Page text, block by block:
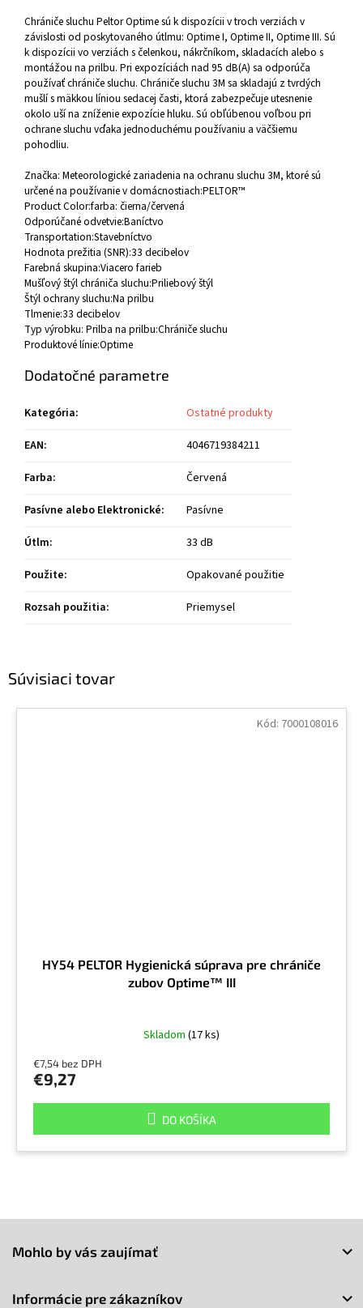
Súvisiaci tovar
HY54 PELTOR Hygienická súprava pre chrániče
zubov Optime™ III
Skladom (17 ks)
€7,54 bez DPH
€9,27
DO KOŠÍKA
Kód: 7000108016
Chrániče sluchu Peltor Optime sú k dispozícii v troch verziách v
závislosti od poskytovaného útlmu: Optime I, Optime II, Optime III. Sú
k dispozícii vo verziách s čelenkou, nákrčníkom, skladacích alebo s
montážou na prilbu. Pri expozíciách nad 95 dB(A) sa odporúča
používať chrániče sluchu. Chrániče sluchu 3M sa skladajú z tvrdých
mušlí s mäkkou líniou sedacej časti, ktorá zabezpečuje utesnenie
okolo uší na zníženie expozície hluku. Sú obľúbenou voľbou pri
ochrane sluchu vďaka jednoduchému používaniu a väčšiemu
pohodliu.
Značka: Meteorologické zariadenia na ochranu sluchu 3M, ktoré sú
určené na používanie v domácnostiach:PELTOR™
Product Color:farba: čierna/červená
Odporúčané odvetvie:Baníctvo
Transportation:Stavebníctvo
Hodnota prežitia (SNR):33 decibelov
Farebná skupina:Viacero farieb
Mušľový štýl chrániča sluchu:Priliebový štýl
Štýl ochrany sluchu:Na prilbu
Tlmenie:33 decibelov
Typ výrobku: Prilba na prilbu:Chrániče sluchu
Produktové línie:Optime
Dodatočné parametre
Kategória:
Ostatné produkty
EAN:
4046719384211
Farba:
Červená
Pasívne alebo Elektronické:
Pasívne
Útlm:
33 dB
Použite:
Opakované použitie
Rozsah použitia: Priemysel
Mohlo by vás zaujímať
Informácie pre zákazníkov